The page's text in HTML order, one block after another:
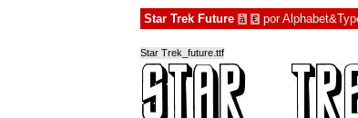
Star Trek Future à € por
Star Trek_future.ttf